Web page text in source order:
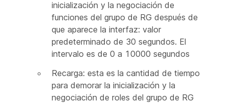
inicialización y la negociación de
funciones del grupo de RG después de
que aparece la interfaz: valor
predeterminado de 30 segundos. El
intervalo es de 0 a 10000 segundos
Recarga: esta es la cantidad de tiempo
para demorar la inicialización y la
negociación de roles del grupo de RG